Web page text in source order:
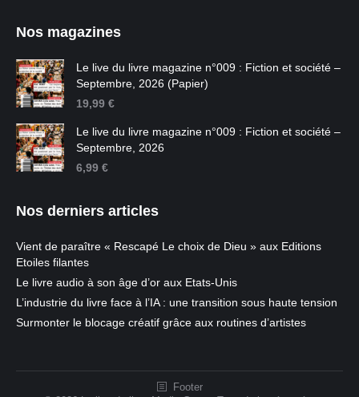
Nos magazines
Le live du livre magazine n°009 : Fiction et société –
Septembre, 2026 (Papier)
19,99 €
Le live du livre magazine n°009 : Fiction et société –
Septembre, 2026
6,99 €
Nos derniers articles
Vient de paraître « Rescapé Le choix de Dieu » aux Editions
Etoiles filantes
Le livre audio à son âge d’or aux Etats-Unis
L’industrie du livre face à l’IA : une transition sous haute tension
Surmonter le blocage créatif grâce aux routines d’artistes
Footer